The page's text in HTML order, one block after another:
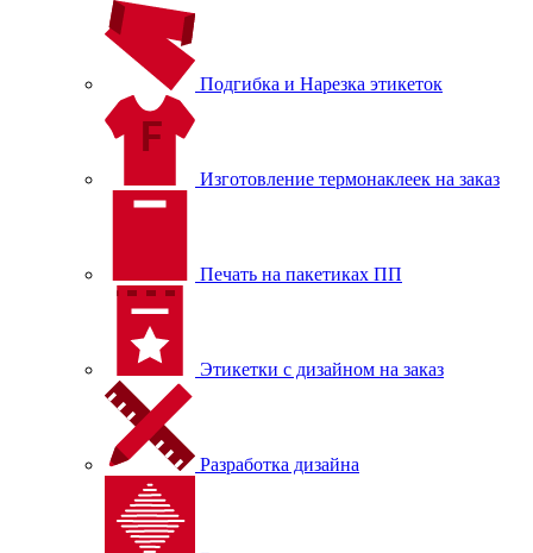
Подгибка и Нарезка этикеток
Изготовление термонаклеек на заказ
Печать на пакетиках ПП
Этикетки с дизайном на заказ
Разработка дизайна